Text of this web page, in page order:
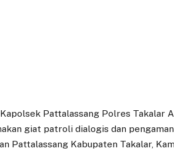
Kapolsek Pattalassang Polres Takalar
giat patroli dialogis dan
Pattalassang Kabupaten Takalar,